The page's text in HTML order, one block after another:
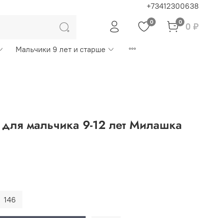
+73412300638
0 0 0 ₽
Мальчики 9 лет и старше
мальчика 9-12 лет Милашка
146